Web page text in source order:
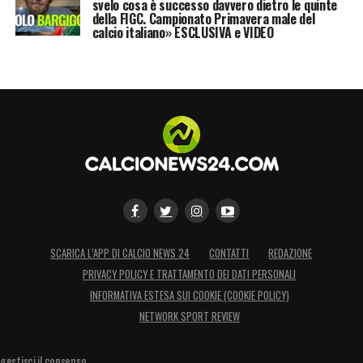
LA PLAYLIST DELLE NOSTRE TOP NEWS
svelo cosa è successo davvero dietro le quinte
della FIGC. Campionato Primavera male del
calcio italiano» ESCLUSIVA e VIDEO
SCARICA L’APP DI CALCIO NEWS 24 CONTATTI
REDAZIONE
PRIVACY POLICY E TRATTAMENTO DEI DATI PERSONALI
INFORMATIVA ESTESA SUI COOKIE (COOKIE POLICY)
NETWORK SPORT REVIEW